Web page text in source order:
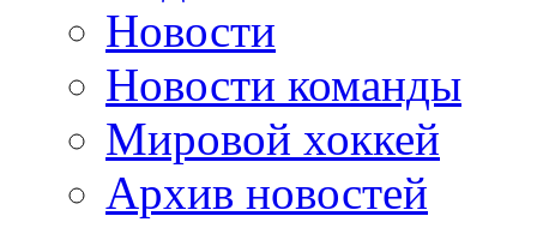
Новости
Новости команды
Мировой хоккей
Архив новостей